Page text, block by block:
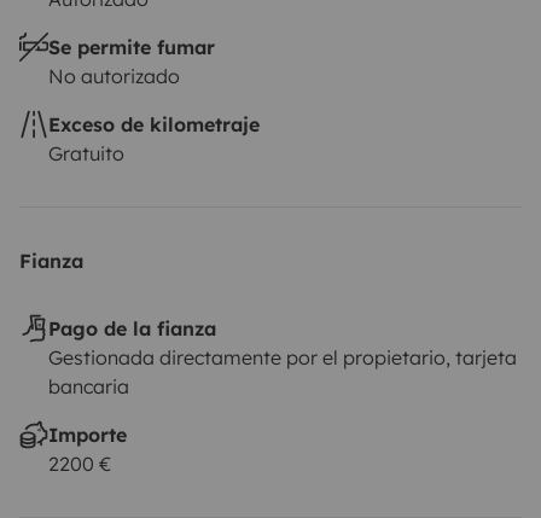
Se permite fumar
No autorizado
Exceso de kilometraje
Gratuito
Fianza
Pago de la fianza
Gestionada directamente por el propietario, tarjeta
bancaria
Importe
2200 €